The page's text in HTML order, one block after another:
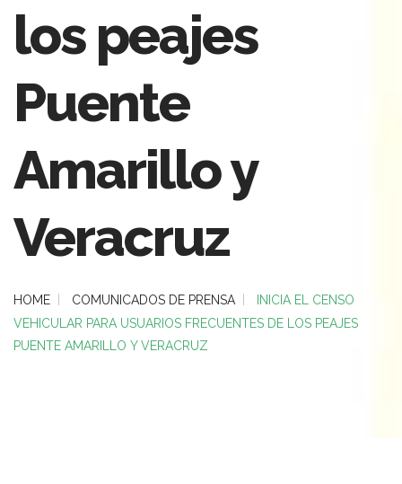
los peajes
Puente
Amarillo y
Veracruz
HOME COMUNICADOS DE PRENSA
INICIA EL CENSO
VEHICULAR PARA USUARIOS FRECUENTES DE LOS PEAJES
PUENTE AMARILLO Y VERACRUZ